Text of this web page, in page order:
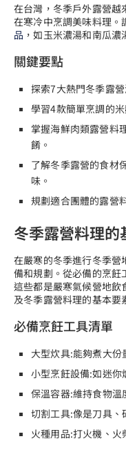
在台灣，冬季戶外露營越
在寒冷中烹調美味料理。
品 ，如玉米濃湯和南瓜濃
關鍵要點
探索7大熱門冬季露
學習4款簡單烹調的
掌握海鮮肉類露營料
餚。
了解冬季露營的食材
味。
規劃適合團體的露營
冬季露營料理
在嚴寒的冬季進行冬季營
備和規劃。從必備的烹飪
這些都是嚴寒氣候營地飲
及冬季露營料理的基本要
必備烹飪工具清單
大型炊具:能夠煮大
小型烹飪設備:如迷
保溫容器:維持食物溫
切割工具:像是刀具、
火種用品:打火機、火